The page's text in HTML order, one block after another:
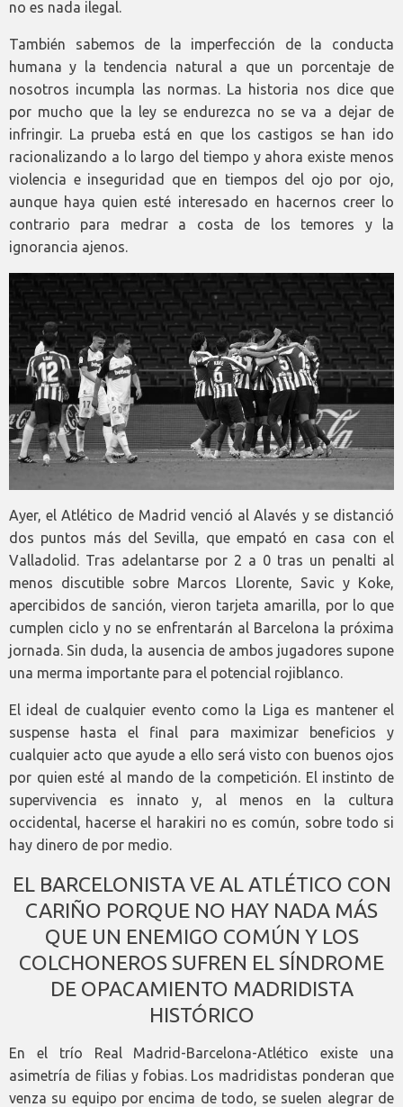
no es nada ilegal.
También sabemos de la imperfección de la conducta
humana y la tendencia natural a que un porcentaje de
nosotros incumpla las normas. La historia nos dice que
por mucho que la ley se endurezca no se va a dejar de
infringir. La prueba está en que los castigos se han ido
racionalizando a lo largo del tiempo y ahora existe menos
violencia e inseguridad que en tiempos del ojo por ojo,
aunque haya quien esté interesado en hacernos creer lo
contrario para medrar a costa de los temores y la
ignorancia ajenos.
Ayer, el Atlético de Madrid venció al Alavés y se distanció
dos puntos más del Sevilla, que empató en casa con el
Valladolid. Tras adelantarse por 2 a 0 tras un penalti al
menos discutible sobre Marcos Llorente, Savic y Koke,
apercibidos de sanción, vieron tarjeta amarilla, por lo que
cumplen ciclo y no se enfrentarán al Barcelona la próxima
jornada. Sin duda, la ausencia de ambos jugadores supone
una merma importante para el potencial rojiblanco.
El ideal de cualquier evento como la Liga es mantener el
suspense hasta el final para maximizar beneficios y
cualquier acto que ayude a ello será visto con buenos ojos
por quien esté al mando de la competición. El instinto de
supervivencia es innato y, al menos en la cultura
occidental, hacerse el harakiri no es común, sobre todo si
hay dinero de por medio.
EL BARCELONISTA VE AL ATLÉTICO CON
CARIÑO PORQUE NO HAY NADA MÁS
QUE UN ENEMIGO COMÚN Y LOS
COLCHONEROS SUFREN EL SÍNDROME
DE OPACAMIENTO MADRIDISTA
HISTÓRICO
En el trío Real Madrid-Barcelona-Atlético existe una
asimetría de filias y fobias. Los madridistas ponderan que
venza su equipo por encima de todo, se suelen alegrar de